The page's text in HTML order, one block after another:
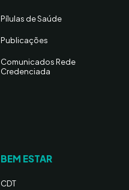
Pílulas de Saúde
Publicações
Comunicados Rede
Credenciada
BEM ESTAR
CDT